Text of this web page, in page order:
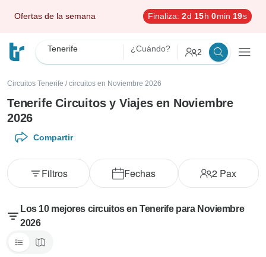
Ofertas de la semana Finaliza: 2d 15h 0min 18s
Tenerife ¿Cuándo? 2
Circuitos Tenerife / circuitos en Noviembre 2026
Tenerife Circuitos y Viajes en Noviembre
2026
Compartir
Fechas 2 Pax
Filtros
Los 10 mejores circuitos en Tenerife para Noviembre
2026